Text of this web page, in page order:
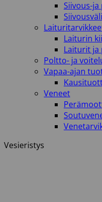
Siivous-
Laiturin
Laiturit
Poltto- ja
Vapaa-ajan
Veneet
Vesieristys